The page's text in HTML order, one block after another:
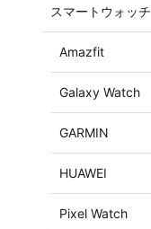
スマートウォッチ
Amazfit
Galaxy Watch
GARMIN
HUAWEI
Pixel Watch